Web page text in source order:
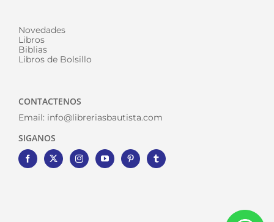
Novedades
Libros
Biblias
Libros de Bolsillo
CONTACTENOS
Email: info@libreriasbautista.com
SIGANOS